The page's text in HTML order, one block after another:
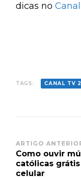
dicas no
TAGS: CANAL TV
Post
ARTIGO
Como ouvir
católicas
celular